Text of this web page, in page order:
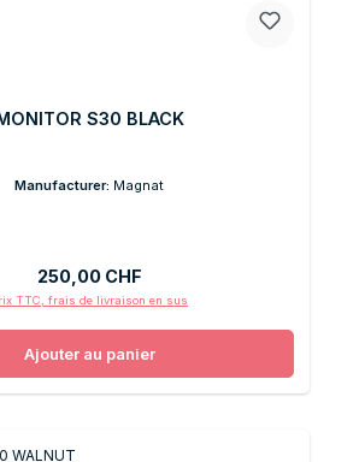
S30 BLACK
Manufacturer: Magnat
Prix régulier :
250,00 CHF
TTC, frais de livraison en sus
Ajouter au panier